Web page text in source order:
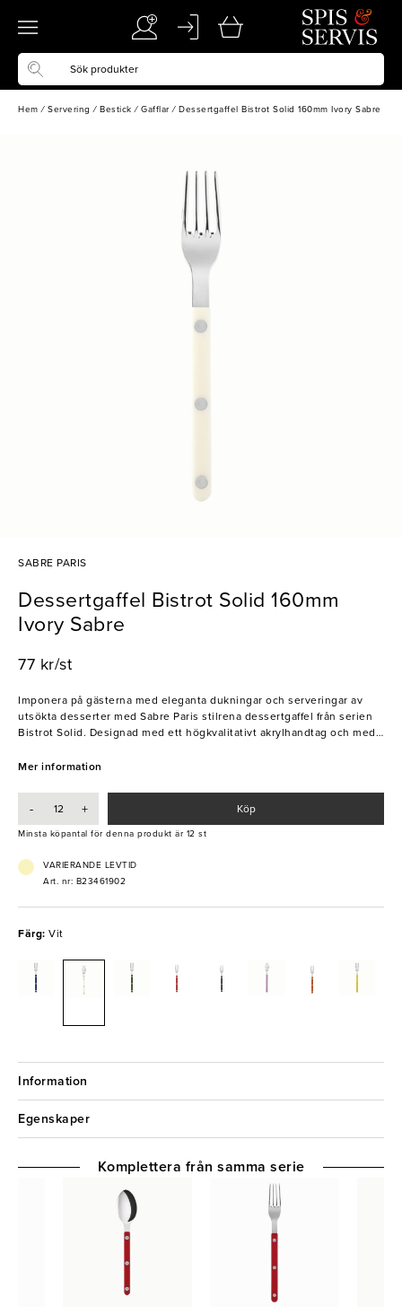
Hem / Servering / Bestick / Gafflar / Dessertgaffel Bistrot Solid 160mm Ivory Sabre
SABRE PARIS
Dessertgaffel Bistrot Solid 160mm
Ivory Sabre
77 kr/st
Imponera på gästerna med eleganta dukningar och serveringar av
utsökta desserter med Sabre Paris stilrena dessertgaffel från serien
Bistrot Solid. Designad med ett högkvalitativt akrylhandtag och med
restaurangmiljöer. Den vackra vita färgen och den klassiska franska
- Klassisk fransk design
45 °C, undvik starka medel och torka direkt för att slippa vattenfläckar.
Mer information
- + Köp
Minsta köpantal för denna produkt är 12 st
VARIERANDE LEVTID
Art. nr: B23461902
Färg: Vit
Information
Egenskaper
Komplettera från samma serie